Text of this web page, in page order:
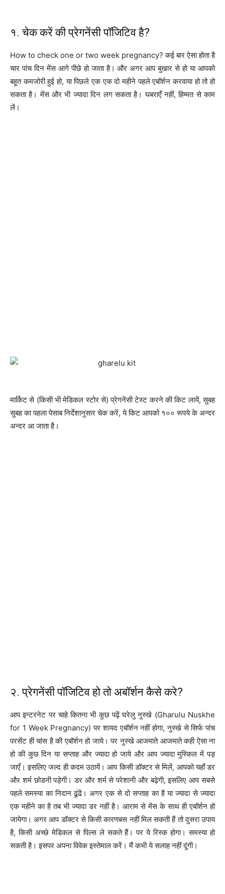
१. चेक करें की प्रेगनेंसी पॉजिटिव है?
How to check one or two week pregnancy? कई बार ऐसा होता है
चार पांच दिन मेंस आगे पीछे हो जाता है। और अगर आप बुखार से हो या आपको
बहूत कमजोरी हुई हो, या पिछले एक एक दो महीने पहले एबॉर्शन करवाया हो तो हो
सकता है। मेंस और भी ज्यादा दिन लग सकता है। घबराएँ नहीं, हिम्मत से काम
लें।
मार्किट से (किसी भी मेडिकल स्टोर से) प्रेगनेंसी टेस्ट करने की किट लायें, सुबह
सुबह का पहला पेसाब निर्देशानुसार चेक करें, ये किट आपको १०० रूपये के अन्दर
अन्दर आ जाता है।
२. प्रेगनेंसी पॉजिटिव हो तो अबॉर्शन कैसे करे?
आप इन्टरनेट पर चाहे कितना भी कुछ पढ़ें घरेलु नुस्खे (Gharulu Nuskhe
for 1 Week Pregnancy) पर शायद एबॉर्शन नहीं होगा, नुस्खे से सिर्फ पांच
परसेंट ही चांस है की एबॉर्शन हो जाये। पर नुस्खे आजमाते आजमाते कही ऐसा ना
हो की कुछ दिन या सप्ताह और ज्यादा हो जाये और आप ज्यादा मुस्किल में पड़
जाएँ। इसलिए जल्द ही कदम उठायें। आप किसी डॉक्टर से मिलें, आपको यहाँ डर
और शर्म छोडनी पड़ेगी। डर और शर्म से परेशानी और बढ़ेगी, इसलिए आप सबसे
पहले समस्या का निदान ढूंढें। अगर एक से दो सप्ताह का है या ज्यादा से ज्यादा
एक महीने का है तब भी ज्यादा डर नहीं है। आराम से मेंस के साथ ही एबॉर्शन हो
जायेगा। अगर आप डॉक्टर से किसी कारणबस नहीं मिल सकती हैं तो दुसरा उपाय
है, किसी अच्छे मेडिकल से पिल्स ले सकते हैं। पर ये रिस्क होगा। समस्या हो
सकती है। इसपर अपना विवेक इस्तेमाल करें। मैं कभी ये सलाह नहीं दूंगी।